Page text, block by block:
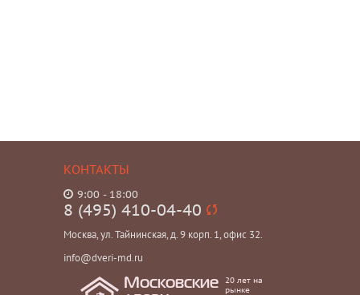
КОНТАКТЫ
9:00 - 18:00
8 (495) 410-04-40
Москва, ул. Тайнинская, д. 9 корп. 1, офис 32.
info@dveri-md.ru
Московские
20 лет на
рынке